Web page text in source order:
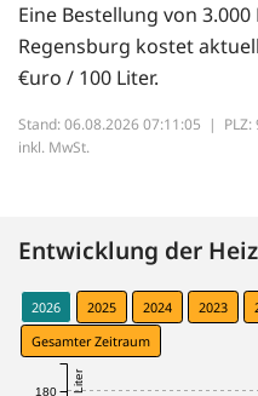
Eine Bestellung von
Regensburg kostet
€uro / 100 Liter.
Stand: 06.08.2026 07:11:05 |
inkl. MwSt.
Entwicklung der
2026 2025 2024 2023
Gesamter Zeitraum
180